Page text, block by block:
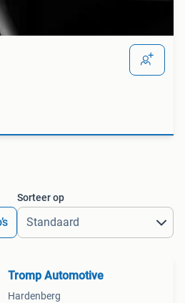
Sorteer op
Tromp Automotive
Hardenberg